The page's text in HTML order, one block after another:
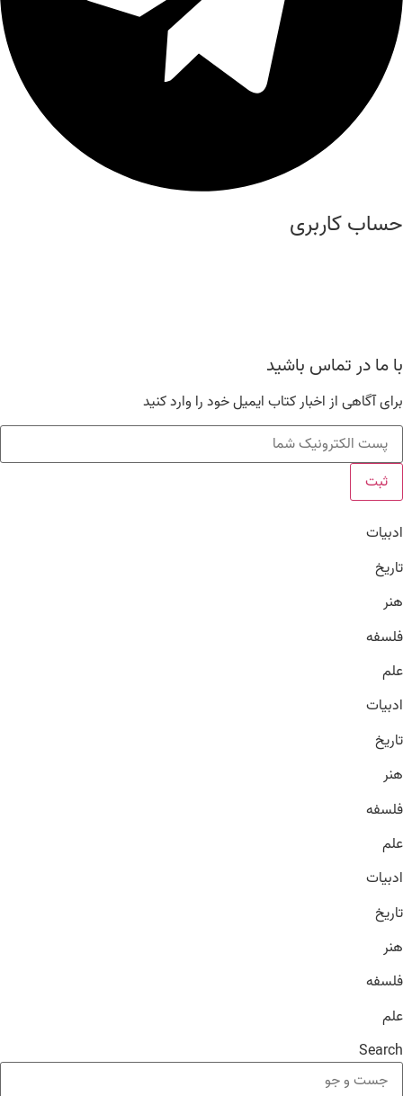
حساب کاربری
با ما در تماس باشید
برای آگاهی از اخبار کتاب ایمیل خود را وارد کنید
ثبت
ادبیات
تاریخ
هنر
فلسفه
علم
ادبیات
تاریخ
هنر
فلسفه
علم
ادبیات
تاریخ
هنر
فلسفه
علم
Search